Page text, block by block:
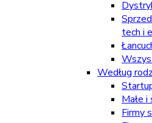
tech i
Według
Małe
Firmy